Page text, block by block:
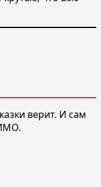
верит. И сам